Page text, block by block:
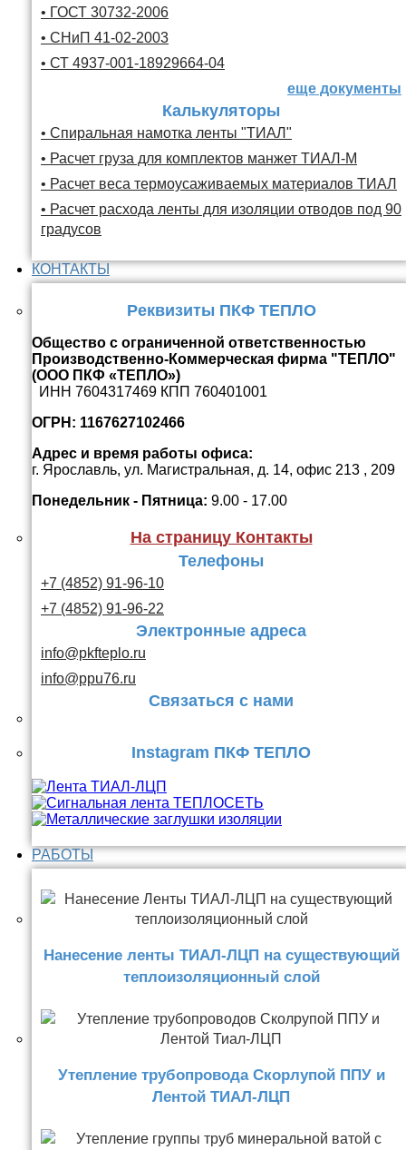
• ГОСТ 30732-2006
• СНиП 41-02-2003
• СТ 4937-001-18929664-04
еще документы
Калькуляторы
• Спиральная намотка ленты "ТИАЛ"
• Расчет груза для комплектов манжет ТИАЛ-М
• Расчет веса термоусаживаемых материалов ТИАЛ
• Расчет расхода ленты для изоляции отводов под 90
градусов
КОНТАКТЫ
Реквизиты ПКФ ТЕПЛО
Общество с ограниченной ответственностью
Производственно-Коммерческая фирма "ТЕПЛО"
(ООО ПКФ «ТЕПЛО»)
ИНН 7604317469 КПП 760401001
ОГРН: 1167627102466
Адрес и время работы офиса:
г. Ярославль, ул. Магистральная, д. 14, офис 213 , 209
Понедельник - Пятница: 9.00 - 17.00
На страницу Контакты
Телефоны
+7 (4852) 91-96-10
+7 (4852) 91-96-22
Электронные адреса
info@pkfteplo.ru
info@ppu76.ru
Связаться с нами
Instagram ПКФ ТЕПЛО
РАБОТЫ
Нанесение ленты ТИАЛ-ЛЦП на существующий
теплоизоляционный слой
Утепление трубопровода Скорлупой ППУ и
Лентой ТИАЛ-ЛЦП